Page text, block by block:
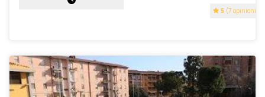
5 (7 opinioni)